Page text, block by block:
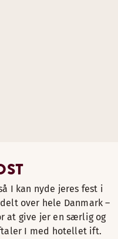
I kan nyde jeres fest i
over hele Danmark –
at give jer en særlig og
I med hotellet ift.
lokalt gebyr.